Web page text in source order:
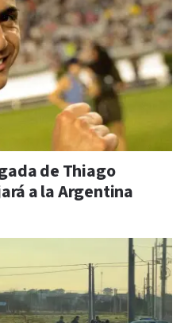
de Thiago
a la Argentina